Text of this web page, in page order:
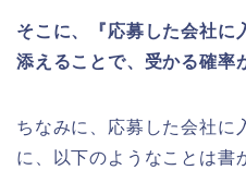
そこに、『応募した会社に
添えることで、受かる確率
ちなみに、応募した会社に
に、以下のようなことは書